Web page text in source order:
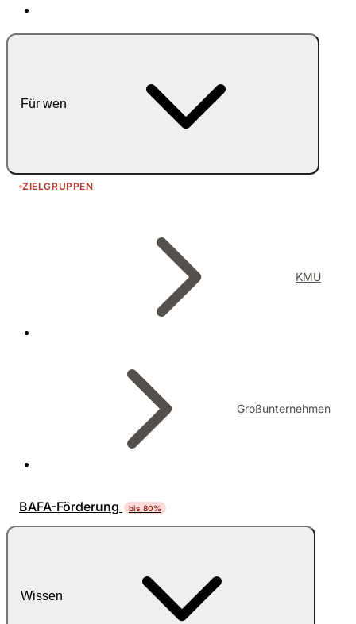
Für wen
ZIELGRUPPEN
KMU
Großunternehmen
BAFA-Förderung bis 80%
Wissen